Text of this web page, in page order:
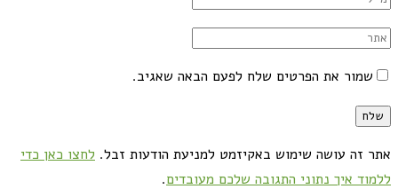
שמור את הפרטים שלח לפעם הבאה שאגיב.
אתר זה עושה שימוש באקיזמט למניעת הודעות זבל. לחצו כאן כדי
ללמוד איך נתוני התגובה שלכם מעובדים.